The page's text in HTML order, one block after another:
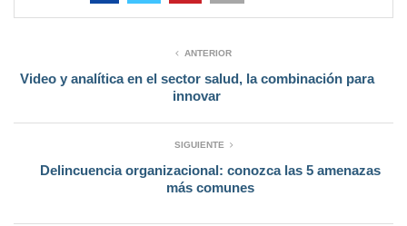
ANTERIOR
Video y analítica en el sector salud, la combinación para
innovar
SIGUIENTE
Delincuencia organizacional: conozca las 5 amenazas
más comunes